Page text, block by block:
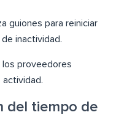
guiones para reiniciar
inactividad.
proveedores
actividad.
del tiempo de